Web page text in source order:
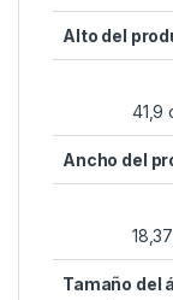
Alto del
‎41,9
Ancho del
‎18,37
Tamaño del